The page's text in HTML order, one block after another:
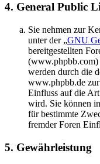
4. General Public
Sie nehmen zur
unter der „GNU
bereitgestellten
(www.phpbb.com)
werden durch die
www.phpbb.de
Einfluss auf die
wird. Sie können
für bestimmte
fremder Foren
5. Gewährleistung